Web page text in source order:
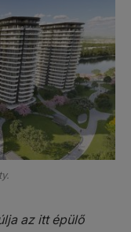
az itt épülő